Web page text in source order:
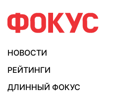
НОВОСТИ
РЕЙТИНГИ
ДЛИННЫЙ ФОКУС